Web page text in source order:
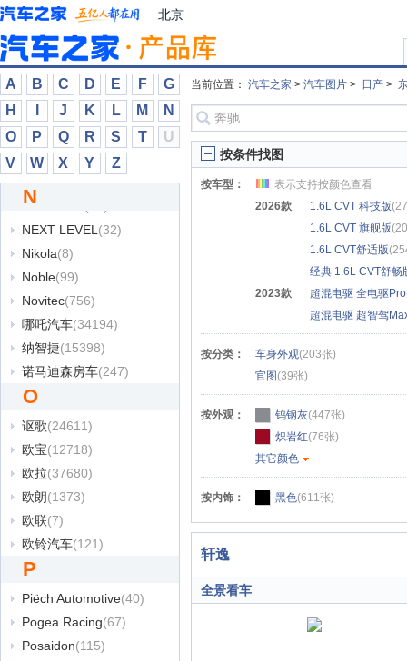
北京
A B C D E F
G
H
J K L M
N
O
P Q R S T
U
V
W X Y Z
猛士(10291)
敏安汽车(6)
名爵 (84805)
摩登汽车
(462)
摩根(1904)
N
NamX (83)
nanoFLOWCELL (157)
Neuron EV
NEXT LEVEL (32)
Nikola(8)
Noble(99)
Novitec(756)
哪吒汽车(34194)
纳智捷(15398)
诺马迪森房车(247)
O
讴歌(24611)
欧宝(12718)
欧拉(37680)
欧朗(1373)
欧联(7)
欧铃汽车(121)
P
Piëch Automotive(40)
Pogea Racing(67)
Posaidon(115)
N
当前位置： 汽车之家 > 汽车图片 > 日产 >
按条件找图
按车型：
表示支持按颜色查看
2026款
1.6L CVT 科技版
1.6L CVT 旗舰版
1.6L CVT舒适版
经典 1.6L CVT舒畅
2023款
超混电驱 全电驱Pro
超混电驱 超智驾
按分类： 车身外观(203张)
官图(39张)
按外观： 钨钢灰(447张)
炽岩红(76张)
其它颜色
按内饰： 黑色(611张)
轩逸
全景看车